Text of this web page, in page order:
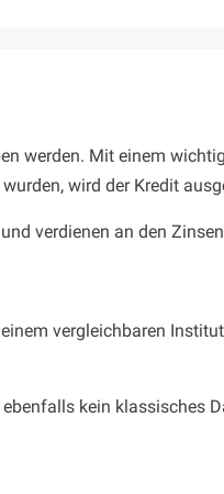
werden. Mit einem
wird der Kredit
verdienen an den
vergleichbaren
kein klassisches